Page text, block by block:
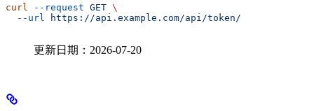
curl --request GET \
  --url
https://api.example.com/api/token/
更新日期：2026-07-20